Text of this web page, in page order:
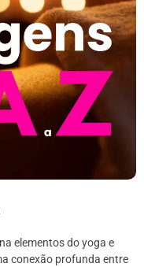
elementos do yoga e
conexão profunda entre